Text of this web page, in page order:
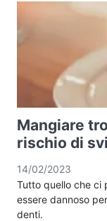
Mangiare
rischio di
14/02/2023
Tutto quello che ci
essere dannoso
denti.